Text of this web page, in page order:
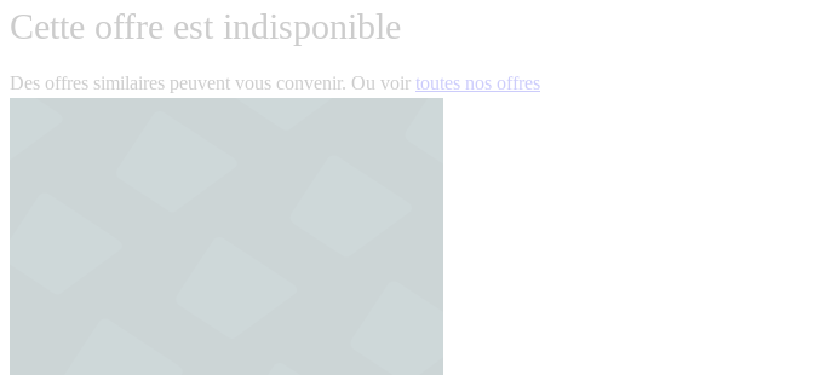
Cette offre est indisponible
Des offres similaires peuvent vous convenir. Ou voir toutes nos offres